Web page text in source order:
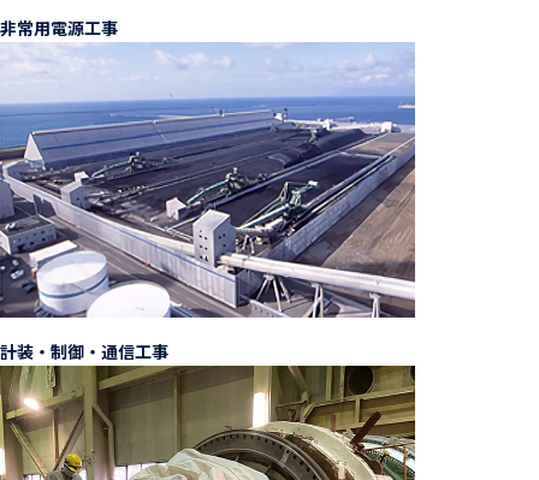
非常用電源工事
計装・制御・通信工事